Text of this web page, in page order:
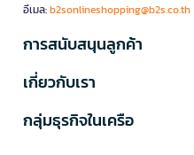
อีเมล:b2sonlineshopping@b2s.co.th
การสนับสนุนลูกค้า
เกี่ยวกับเรา
กลุ่มธุรกิจในเครือ